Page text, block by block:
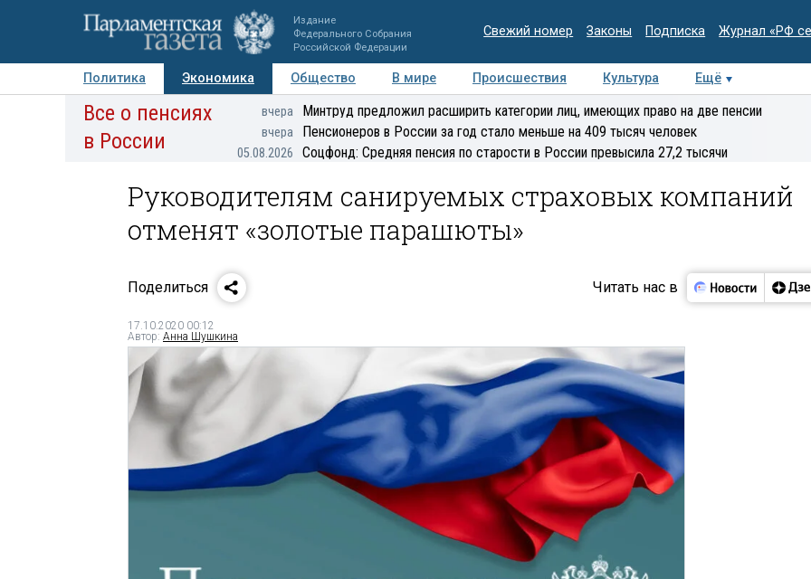
Издание
Федерального Собрания
Российской Федерации
Свежий номер Законы Подписка Журнал «РФ
Политика Экономика Общество В мире Происшествия Культура
Ещё
Авторы Персоны Мнения Регионы Медиацентр Интервью Колумнисты
Все о пенсиях
в России
вчера Минтруд предложил расширить категории лиц, имеющих право на две пенсии
вчера Пенсионеров в России за год стало меньше на 409 тысяч человек
05.08.2026 Соцфонд: Средняя пенсия по старости в России превысила 27,2 тысячи
Руководителям санируемых страховых компаний
отменят «золотые парашюты»
Поделиться Читать нас в
17.10.2020 00:12
Автор: Анна Шушкина